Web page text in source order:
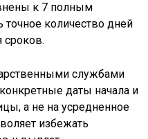
к 7 полным
количество дней
сроков.
службами
даты начала и
а не на усредненное
избежать